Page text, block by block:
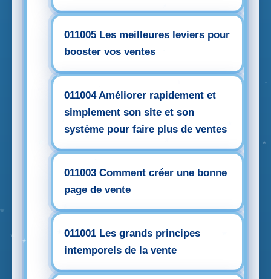
011005 Les meilleures leviers pour
booster vos ventes
011004 Améliorer rapidement et
simplement son site et son
système pour faire plus de ventes
011003 Comment créer une bonne
page de vente
011001 Les grands principes
intemporels de la vente